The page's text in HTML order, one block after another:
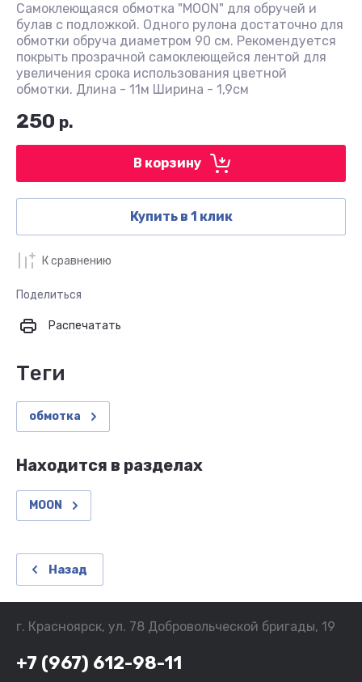
Самоклеющаяся обмотка "MOON" для обручей и
булав с подложкой. Одного рулона достаточно для
обмотки обруча диаметром 90 см. Рекомендуется
покрыть прозрачной самоклеющейся лентой для
увеличения срока использования цветной
обмотки. Длина - 11м Ширина - 1,9см
250 р.
В корзину
Купить в 1 клик
К сравнению
Поделиться
Распечатать
теги
обмотка
Находится в разделах
MOON
Назад
г. Красноярск, ул. 78 Добровольческой бригады, 19
+7 (967) 612-98-11